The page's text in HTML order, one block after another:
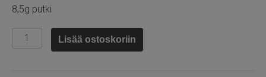
8,5g putki
TR11.55
-
Lisää ostoskoriin